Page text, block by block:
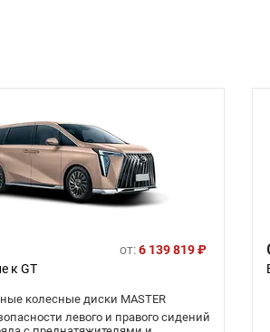
от:6 139 819 ₽
к GT
колесные диски MASTER
левого и правого сидений